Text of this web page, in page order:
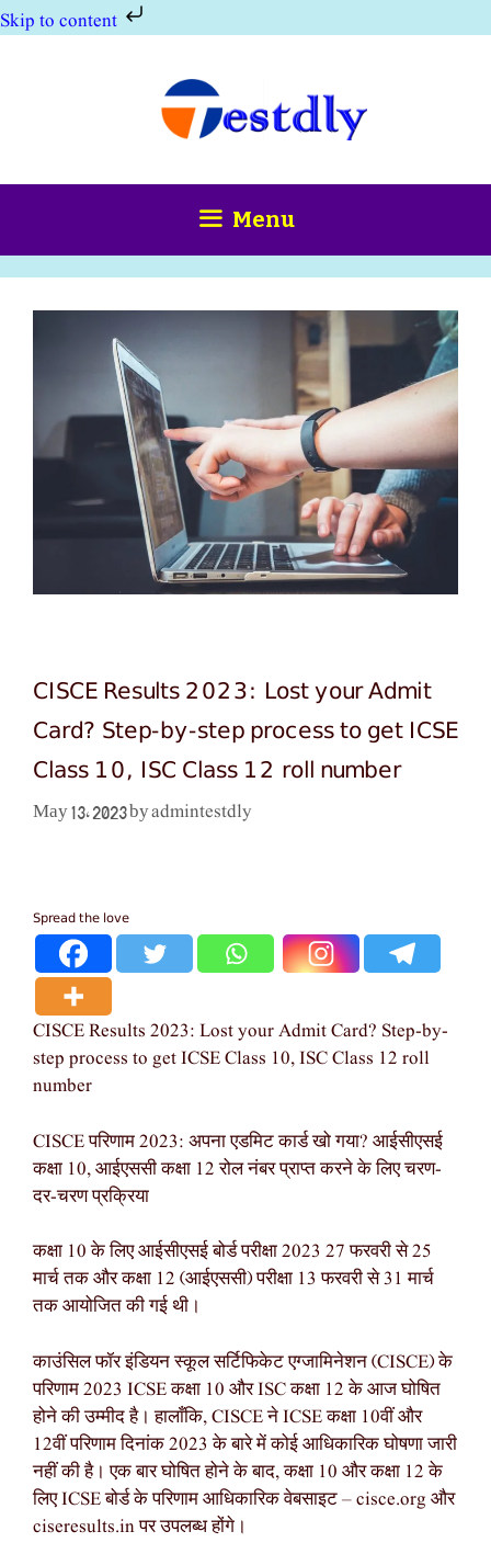
Skip to content
Menu
CISCE Results 2023: Lost your Admit
Card? Step-by-step process to get ICSE
Class 10, ISC Class 12 roll number
May 13, 2023 byadmintestdly
Spread the love
CISCE Results 2023: Lost your Admit Card? Step-by-
step process to get ICSE Class 10, ISC Class 12 roll
number
CISCE परिणाम 2023: अपना एडमिट कार्ड खो गया? आईसीएसई
कक्षा 10, आईएससी कक्षा 12 रोल नंबर प्राप्त करने के लिए चरण-
दर-चरण प्रक्रिया
कक्षा 10 के लिए आईसीएसई बोर्ड परीक्षा 2023 27 फरवरी से 25
मार्च तक और कक्षा 12 (आईएससी) परीक्षा 13 फरवरी से 31 मार्च
तक आयोजित की गई थी।
काउंसिल फॉर इंडियन स्कूल सर्टिफिकेट एग्जामिनेशन (CISCE) के
परिणाम 2023 ICSE कक्षा 10 और ISC कक्षा 12 के आज घोषित
होने की उम्मीद है। हालाँकि, CISCE ने ICSE कक्षा 10वीं और
12वीं परिणाम दिनांक 2023 के बारे में कोई आधिकारिक घोषणा जारी
नहीं की है। एक बार घोषित होने के बाद, कक्षा 10 और कक्षा 12 के
लिए ICSE बोर्ड के परिणाम आधिकारिक वेबसाइट – cisce.org और
ciseresults.in पर उपलब्ध होंगे।